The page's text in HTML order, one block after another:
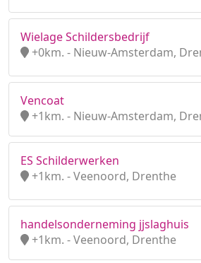
Wielage Schildersbedrijf
+0km. - Nieuw-Amsterdam,
Vencoat
+1km. - Nieuw-Amsterdam,
ES Schilderwerken
+1km. - Veenoord, Drenthe
handelsonderneming jjslaghuis
+1km. - Veenoord, Drenthe